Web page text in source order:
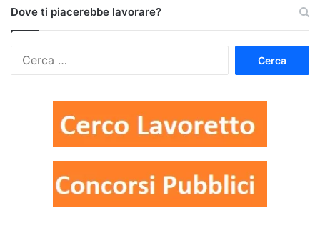
Dove ti piacerebbe lavorare?